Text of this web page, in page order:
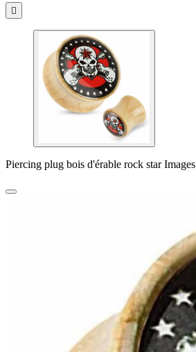

Piercing plug bois d'érable rock star Images